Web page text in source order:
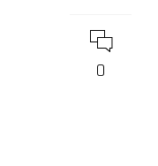
0